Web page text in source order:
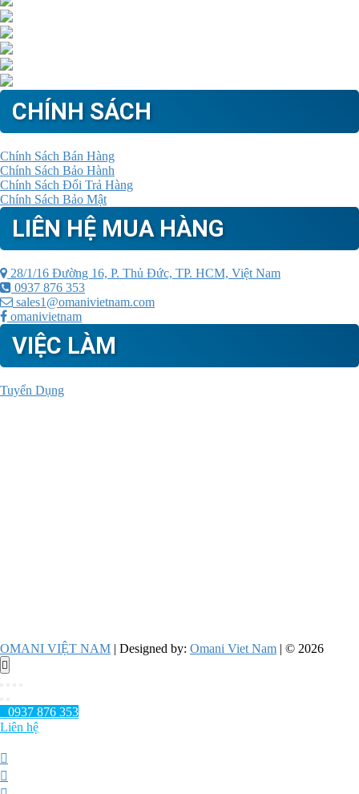
CHÍNH SÁCH
Chính Sách Bán Hàng
Chính Sách Bảo Hành
Chính Sách Đổi Trả Hàng
Chính Sách Bảo Mật
LIÊN HỆ MUA HÀNG
28/1/16 Đường 16, P. Thủ Đức, TP. HCM, Việt Nam
0937 876 353
sales1@omanivietnam.com
omanivietnam
VIỆC LÀM
Tuyển Dụng
OMANI VIỆT NAM | Designed by: Omani Viet Nam | © 2026
Go
to
0937 876 353
Liên hệ